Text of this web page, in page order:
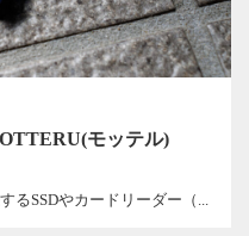
モッテル)
SSDやカードリーダー（...